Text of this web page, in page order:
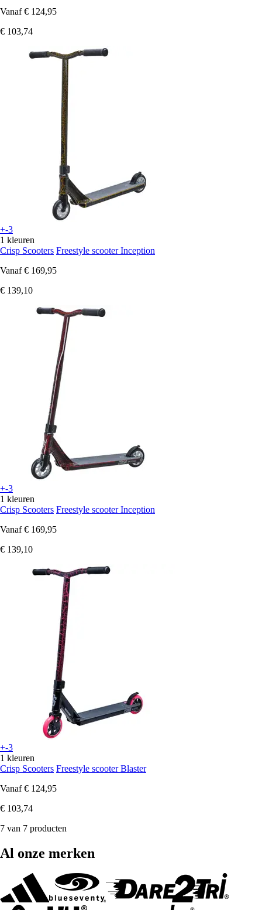
Vanaf € 124,95
€ 103,74
+-3
1 kleuren
Crisp Scooters Freestyle scooter Inception
Vanaf € 169,95
€ 139,10
+-3
1 kleuren
Crisp Scooters Freestyle scooter Inception
Vanaf € 169,95
€ 139,10
+-3
1 kleuren
Crisp Scooters Freestyle scooter Blaster
Vanaf € 124,95
€ 103,74
7 van 7 producten
Al onze merken